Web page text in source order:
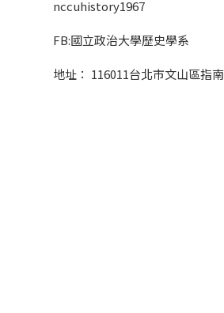
nccuhistory1967
FB:國立政治大學歷史學系
地址： 116011台北市文山區指